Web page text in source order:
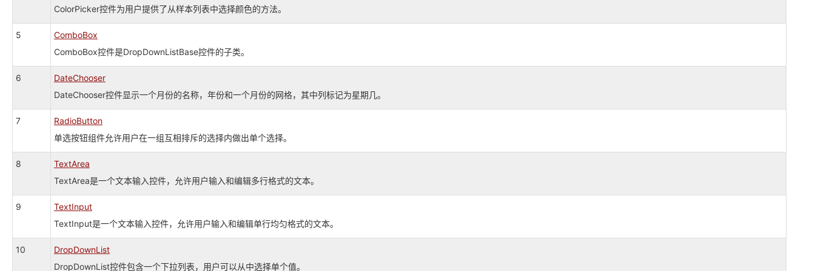
ColorPicker控件为用户提供了从样本列表中选择颜色的方法。
5
ComboBox
ComboBox控件是DropDownListBase控件的子类。
6
DateChooser
DateChooser控件显示一个月份的名称，年份和一个月份的网格，其中列标记为星期几。
7
RadioButton
单选按钮组件允许用户在一组互相排斥的选择内做出单个选择。
8
TextArea
TextArea是一个文本输入控件，允许用户输入和编辑多行格式的文本。
9
TextInput
TextInput是一个文本输入控件，允许用户输入和编辑单行均匀格式的文本。
10
DropDownList
DropDownList控件包含一个下拉列表，用户可以从中选择单个值。